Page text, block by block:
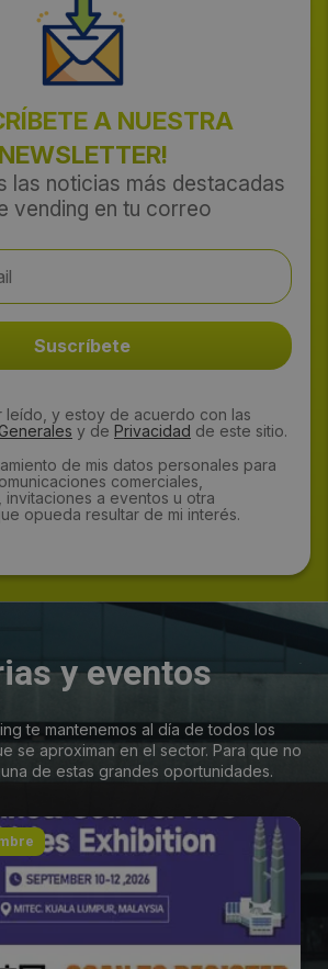
A NUESTRA
NEWSLETTER!
las noticias más destacadas
vending en tu correo
leído, y estoy de acuerdo con las
y de Privacidad de este sitio.
de mis datos personales para
comerciales,
invitaciones a eventos u otra
opueda resultar de mi interés.
y eventos
te mantenemos al día de todos los
se aproximan en el sector. Para que no
de estas grandes oportunidades.